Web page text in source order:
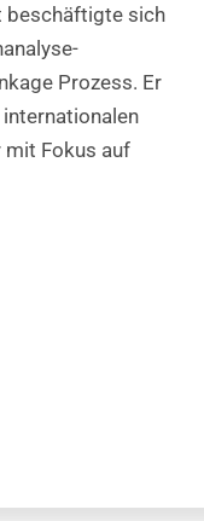
beschäftigte sich
Prozess. Er
mit Fokus auf